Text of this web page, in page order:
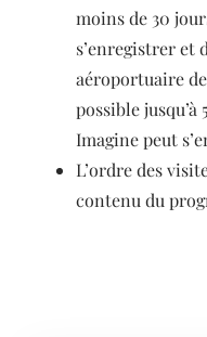
moins de 30
s’enregistrer et
aéroportuaire
possible
Imagine peut
L’ordre des
contenu du